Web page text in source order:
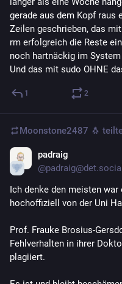
gerade aus dem Kopf raus
Zeilen geschrieben, das
rm erfolgreich die Reste
noch hartnäckig im
Und das mit sudo OHNE
1 2
Moonstone2487 🐧
padraig
@padraig@det.social
Ich denke den meisten war
hochoffiziell von der Uni
Prof. Frauke Brosius-
Fehlverhalten in ihrer
plagiiert.